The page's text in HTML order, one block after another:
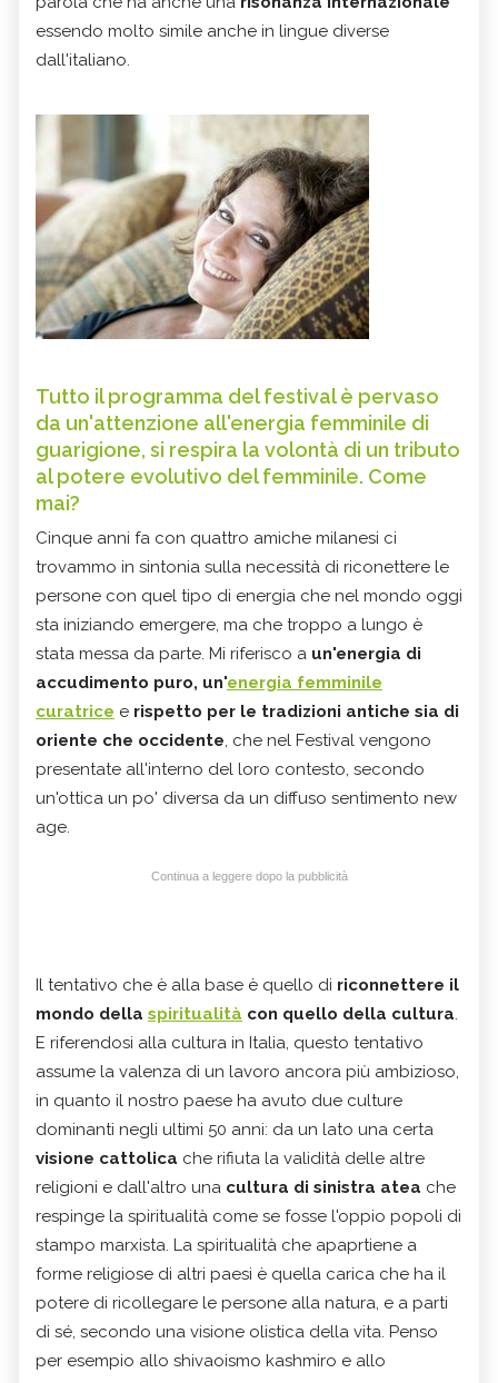
essendo molto simile anche in lingue diverse
dall'italiano.
Tutto il programma del festival è pervaso
da un'attenzione all'energia femminile di
guarigione, si respira la volontà di un tributo
al potere evolutivo del femminile. Come
mai?
Cinque anni fa con quattro amiche milanesi ci
trovammo in sintonia sulla necessità di riconettere le
persone con quel tipo di energia che nel mondo oggi
sta iniziando emergere, ma che troppo a lungo è
stata messa da parte. Mi riferisco a un'energia di
accudimento puro, un'energia femminile
curatrice e rispetto per le tradizioni antiche sia di
oriente che occidente, che nel Festival vengono
presentate all'interno del loro contesto, secondo
un'ottica un po' diversa da un diffuso sentimento new
age.
Continua a leggere dopo la pubblicità
Il tentativo che è alla base è quello di riconnettere il
mondo della spiritualità con quello della cultura.
E riferendosi alla cultura in Italia, questo tentativo
assume la valenza di un lavoro ancora più ambizioso,
in quanto il nostro paese ha avuto due culture
dominanti negli ultimi 50 anni: da un lato una certa
visione cattolica che rifiuta la validità delle altre
religioni e dall'altro una cultura di sinistra atea che
respinge la spiritualità come se fosse l'oppio popoli di
stampo marxista. La spiritualità che apaprtiene a
forme religiose di altri paesi è quella carica che ha il
potere di ricollegare le persone alla natura, e a parti
di sé, secondo una visione olistica della vita. Penso
per esempio allo shivaoismo kashmiro e allo